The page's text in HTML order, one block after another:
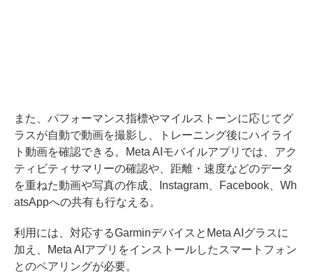
また、パフォーマンス指標やマイルストーンに応じてグ
ラスが自動で動画を撮影し、トレーニング後にハイライ
ト動画を確認できる。Meta AIモバイルアプリでは、アク
ティビティサマリーの確認や、距離・速度などのデータ
を重ねた動画や写真の作成、Instagram、Facebook、Wh
atsAppへの共有も行なえる。
利用には、対応するGarminデバイスとMeta AIグラスに
加え、Meta AIアプリをインストールしたスマートフォン
とのペアリングが必要。